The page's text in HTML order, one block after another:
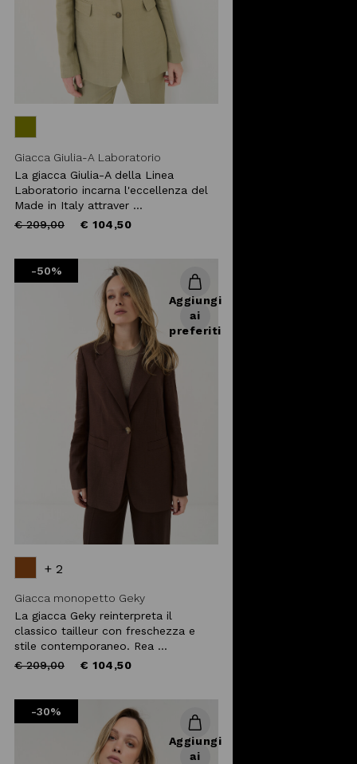
Giacca Giulia-A Laboratorio
La giacca Giulia-A della Linea
Laboratorio incarna l'eccellenza del
Made in Italy attraver ...
Price
€ 209,00to € 104,50
-50%
Aggiungi
ai
preferiti
+ 2
Giacca monopetto Geky
La giacca Geky reinterpreta il
classico tailleur con freschezza e
stile contemporaneo. Rea ...
Price
€ 209,00to € 104,50
-30%
Aggiungi
ai